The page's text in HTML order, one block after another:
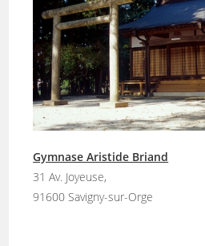
Gymnase Aristide Briand
31 Av. Joyeuse,
91600 Savigny-sur-Orge